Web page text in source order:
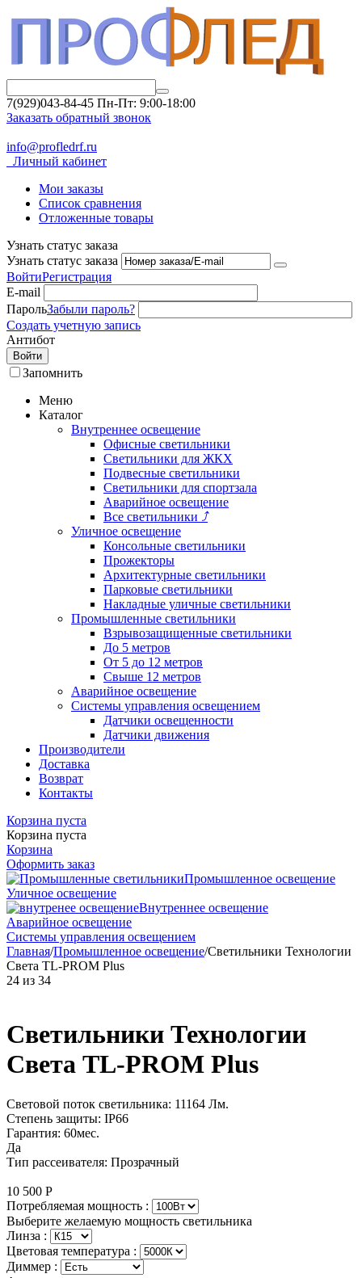
7(929)043-84-45 Пн-Пт: 9:00-18:00
Заказать обратный звонок
info@profledrf.ru
Личный кабинет
Мои заказы
Список сравнения
Отложенные товары
Узнать статус заказа
Узнать статус заказа
ВойтиРегистрация
E-mail
ПарольЗабыли пароль?
Создать учетную запись
Антибот
Войти
Запомнить
Меню
Каталог
Внутреннее освещение
Офисные светильники
Светильники для ЖКХ
Подвесные светильники
Светильники для спортзала
Аварийное освещение
Все светильники ⤴
Уличное освещение
Консольные светильники
Прожекторы
Архитектурные светильники
Парковые светильники
Накладные уличные светильники
Промышленные светильники
Взрывозащищенные светильники
До 5 метров
От 5 до 12 метров
Свыше 12 метров
Аварийное освещение
Системы управления освещением
Датчики освещенности
Датчики движения
Производители
Доставка
Возврат
Контакты
Корзина пуста
Корзина пуста
Корзина
Оформить заказ
Промышленное освещение
Уличное освещение
Внутреннее освещение
Аварийное освещение
Системы управления освещением
Главная/Промышленное освещение/Светильники Технологии
Света TL-PROM Plus
24 из 34
Светильники Технологии
Света TL-PROM Plus
Световой поток светильника: 11164 Лм.
Степень защиты: IP66
Гарантия: 60мес.
Да
Тип рассеивателя: Прозрачный
10 500 Р
Потребляемая мощность :
Выберите желаемую мощность светильника
Линза :
Цветовая температура :
Диммер :